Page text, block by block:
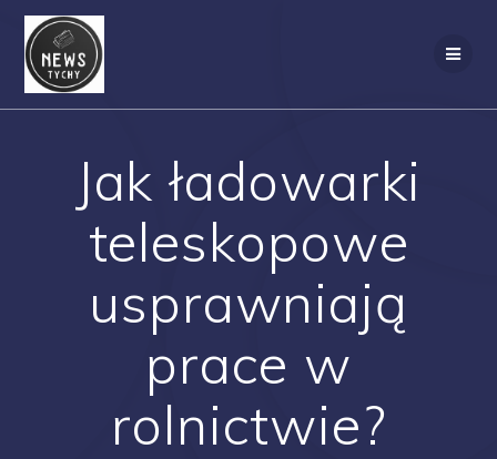
Jak ładowarki
teleskopowe
usprawniają
prace w
rolnictwie?